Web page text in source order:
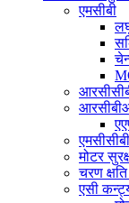
एमसीबी
एमसीसीबी
मोटर
चरण
एसी